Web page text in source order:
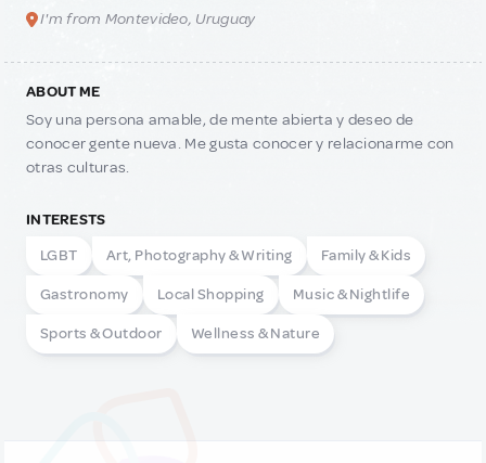
I'm from Montevideo, Uruguay
ABOUT ME
Soy una persona amable, de mente abierta y deseo de
conocer gente nueva. Me gusta conocer y relacionarme con
otras culturas.
INTERESTS
LGBT
Art, Photography & Writing Family & Kids
Gastronomy Local Shopping Music & Nightlife
Sports & Outdoor Wellness & Nature